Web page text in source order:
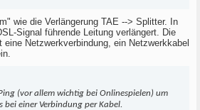
wie die Verlängerung TAE --> Splitter. In
Signal führende Leitung verlängert. Die
Netzwerkverbindung, ein Netzwerkkabel
(vor allem wichtig bei Onlinespielen) um
bei einer Verbindung per Kabel.